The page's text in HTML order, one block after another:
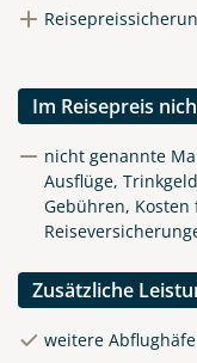
Im Reisepreis
nicht genannte
Ausflüge,
Gebühren,
Zusätzliche
weitere